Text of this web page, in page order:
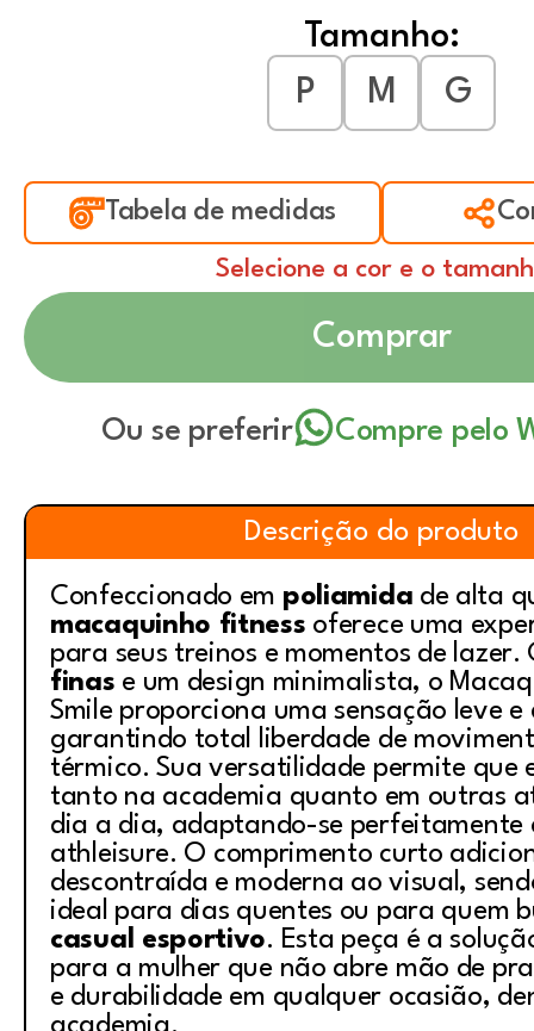
Tamanho:
P
M G
Tabela de medidas
Selecione a cor e o
Comprar
Ou se preferir Compre pelo
Descrição do produto
Confeccionado em poliamida de alta
macaquinho fitness oferece uma
para seus treinos e momentos de lazer.
finas e um design minimalista, o
Smile proporciona uma sensação leve e
garantindo total liberdade de
térmico. Sua versatilidade permite que
tanto na academia quanto em outras
dia a dia, adaptando-se perfeitamente
athleisure. O comprimento curto
descontraída e moderna ao visual,
ideal para dias quentes ou para quem
casual esportivo. Esta peça é a
para a mulher que não abre mão de
e durabilidade em qualquer ocasião,